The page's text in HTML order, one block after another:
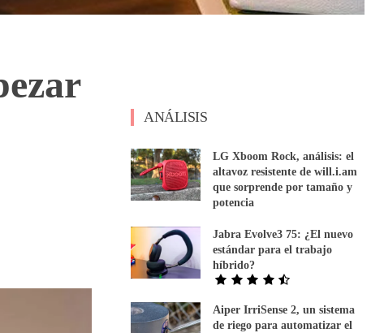
ANÁLISIS
LG Xboom Rock, análisis: el
altavoz resistente de will.i.am
que sorprende por tamaño y
potencia
Jabra Evolve3 75: ¿El nuevo
estándar para el trabajo
híbrido?
Aiper IrriSense 2, un sistema
de riego para automatizar el